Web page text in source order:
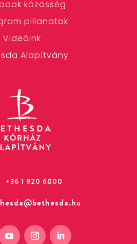
közösség
pillanatok
Videóink
Alapítvány
+36 1 920 6000